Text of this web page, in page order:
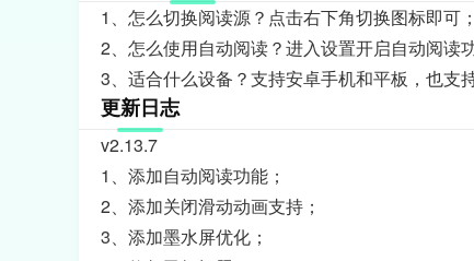
1、怎么切换阅读源？点击右下角切换图标即可；
2、怎么使用自动阅读？进入设置开启自动阅读
3、适合什么设备？支持安卓手机和平板，也支
更新日志
v2.13.7
1、添加自动阅读功能；
2、添加关闭滑动动画支持；
3、添加墨水屏优化；